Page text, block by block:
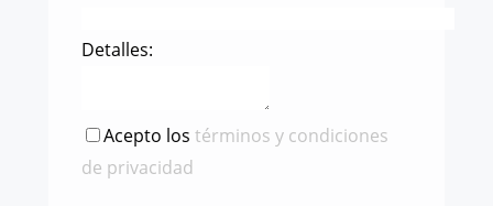
Detalles:
Acepto los términos y condiciones
de privacidad